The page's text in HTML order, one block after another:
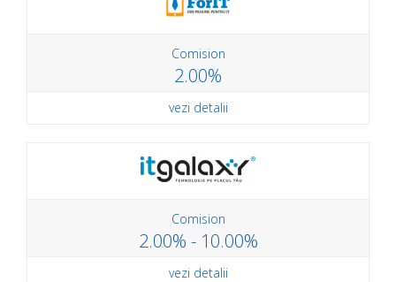
Comision
2.00%
vezi detalii
Comision
2.00% - 10.00%
vezi detalii